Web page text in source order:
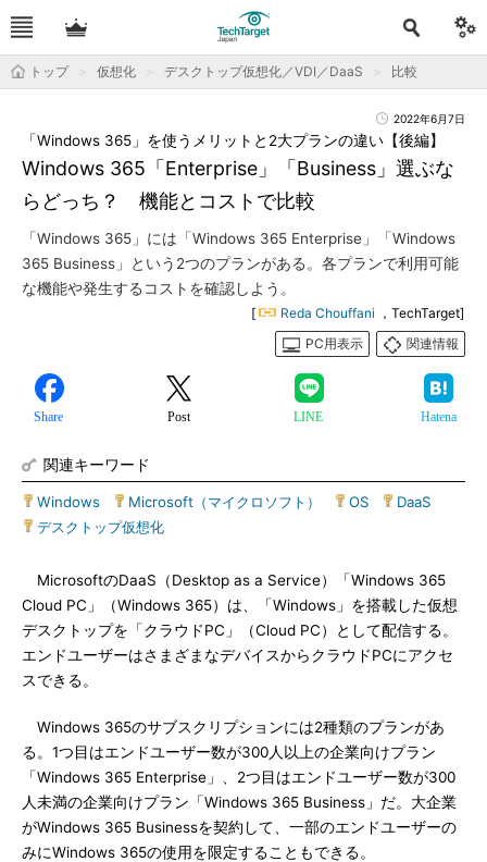
トップ 仮想化 デスクトップ仮想化／VDI／DaaS 比較
2022年6月7日
Windows 365「Enterprise」「Business」選ぶな
らどっち？ 機能とコストで比較
「Windows 365」を使うメリットと2大プランの違い【後編】
「Windows 365」には「Windows 365 Enterprise」「Windows
365 Business」という2つのプランがある。各プランで利用可能
な機能や発生するコストを確認しよう。
[ Reda Chouffani ，TechTarget]
PC用表示
関連情報
Share Post LINE Hatena
関連キーワード
Windows Microsoft（マイクロソフト） OS DaaS
デスクトップ仮想化
MicrosoftのDaaS（Desktop as a Service）「Windows 365
Cloud PC」（Windows 365）は、「Windows」を搭載した仮想
デスクトップを「クラウドPC」（Cloud PC）として配信する。
エンドユーザーはさまざまなデバイスからクラウドPCにアクセ
スできる。
Windows 365のサブスクリプションには2種類のプランがあ
る。1つ目はエンドユーザー数が300人以上の企業向けプラン
「Windows 365 Enterprise」、2つ目はエンドユーザー数が300
人未満の企業向けプラン「Windows 365 Business」だ。大企業
がWindows 365 Businessを契約して、一部のエンドユーザーの
みにWindows 365の使用を限定することもできる。